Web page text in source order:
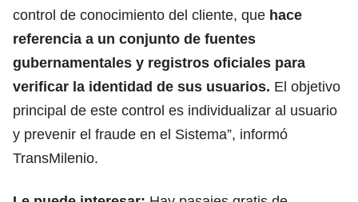
control de conocimiento del cliente, que hace
referencia a un conjunto de fuentes
gubernamentales y registros oficiales para
verificar la identidad de sus usuarios. El objetivo
principal de este control es individualizar al usuario
y prevenir el fraude en el Sistema”, informó
TransMilenio.